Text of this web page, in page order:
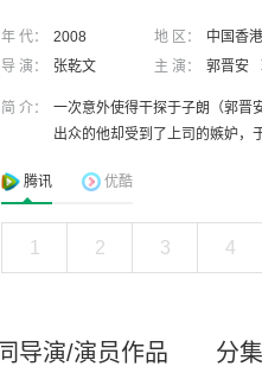
年 代： 2008 地 区： 中国香港
导 演：
张乾文 主 演： 郭晋安
简 介：
一次意外使得干探于子朗（郭晋
出众的他却受到了上司的嫉妒，
腾讯 优酷
1 2 3 4
同导演/演员作品 分